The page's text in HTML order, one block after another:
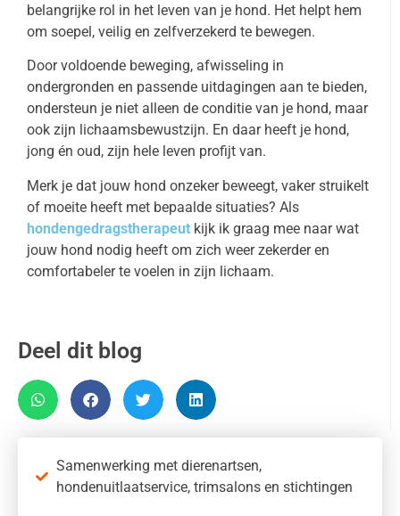
belangrijke rol in het leven van je hond. Het helpt hem
om soepel, veilig en zelfverzekerd te bewegen.
Door voldoende beweging, afwisseling in
ondergronden en passende uitdagingen aan te bieden,
ondersteun je niet alleen de conditie van je hond, maar
ook zijn lichaamsbewustzijn. En daar heeft je hond,
jong én oud, zijn hele leven profijt van.
Merk je dat jouw hond onzeker beweegt, vaker struikelt
of moeite heeft met bepaalde situaties? Als
hondengedragstherapeut kijk ik graag mee naar wat
jouw hond nodig heeft om zich weer zekerder en
comfortabeler te voelen in zijn lichaam.
Deel dit blog
Samenwerking met dierenartsen,
hondenuitlaatservice, trimsalons en stichtingen